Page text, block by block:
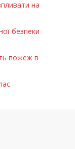
на
безпеки
пожеж в